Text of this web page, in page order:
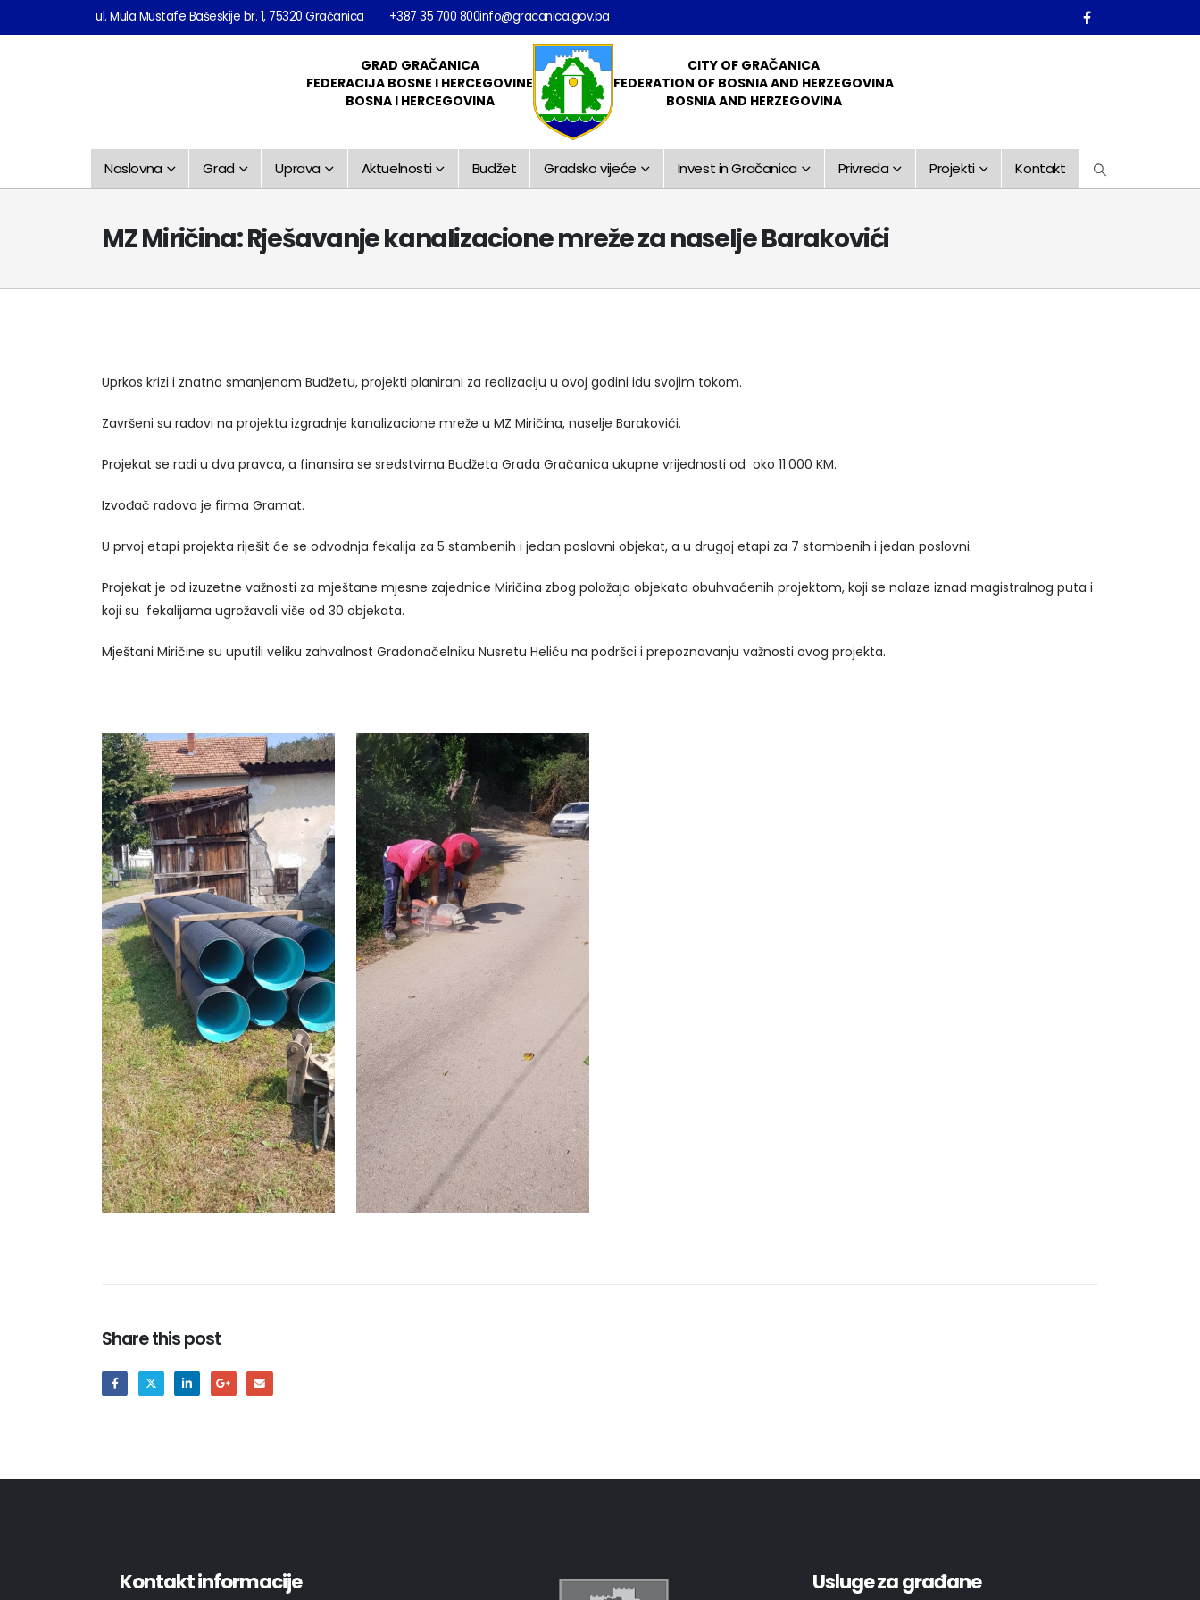
ul. Mula Mustafe Bašeskije br. 1, 75320 Gračanica +387 35 700 800info@gracanica.gov.ba
GRAD GRAČANICA
FEDERACIJA BOSNE I HERCEGOVINE
BOSNA I HERCEGOVINA
CITY OF GRAČANICA
FEDERATION OF BOSNIA AND HERZEGOVINA
BOSNIA AND HERZEGOVINA
Naslovna Grad Uprava Aktuelnosti Budžet Gradsko vijeće Invest in Gračanica Privreda Projekti Kontakt
MZ Miričina: Rješavanje kanalizacione mreže za naselje Barakovići
Uprkos krizi i znatno smanjenom Budžetu, projekti planirani za realizaciju u ovoj godini idu svojim tokom.
Završeni su radovi na projektu izgradnje kanalizacione mreže u MZ Miričina, naselje Barakovići.
Projekat se radi u dva pravca, a finansira se sredstvima Budžeta Grada Gračanica ukupne vrijednosti od oko 11.000 KM.
Izvođač radova je firma Gramat.
U prvoj etapi projekta riješit će se odvodnja fekalija za 5 stambenih i jedan poslovni objekat, a u drugoj etapi za 7 stambenih i jedan poslovni.
Projekat je od izuzetne važnosti za mještane mjesne zajednice Miričina zbog položaja objekata obuhvaćenih projektom, koji se nalaze iznad magistralnog puta i
koji su fekalijama ugrožavali više od 30 objekata.
Mještani Miričine su uputili veliku zahvalnost Gradonačelniku Nusretu Heliću na podršci i prepoznavanju važnosti ovog projekta.
Share this post
Kontakt informacije Usluge za građane